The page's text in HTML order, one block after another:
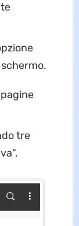
tre